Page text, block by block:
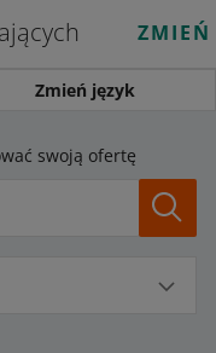
Zmień język
swoją ofertę